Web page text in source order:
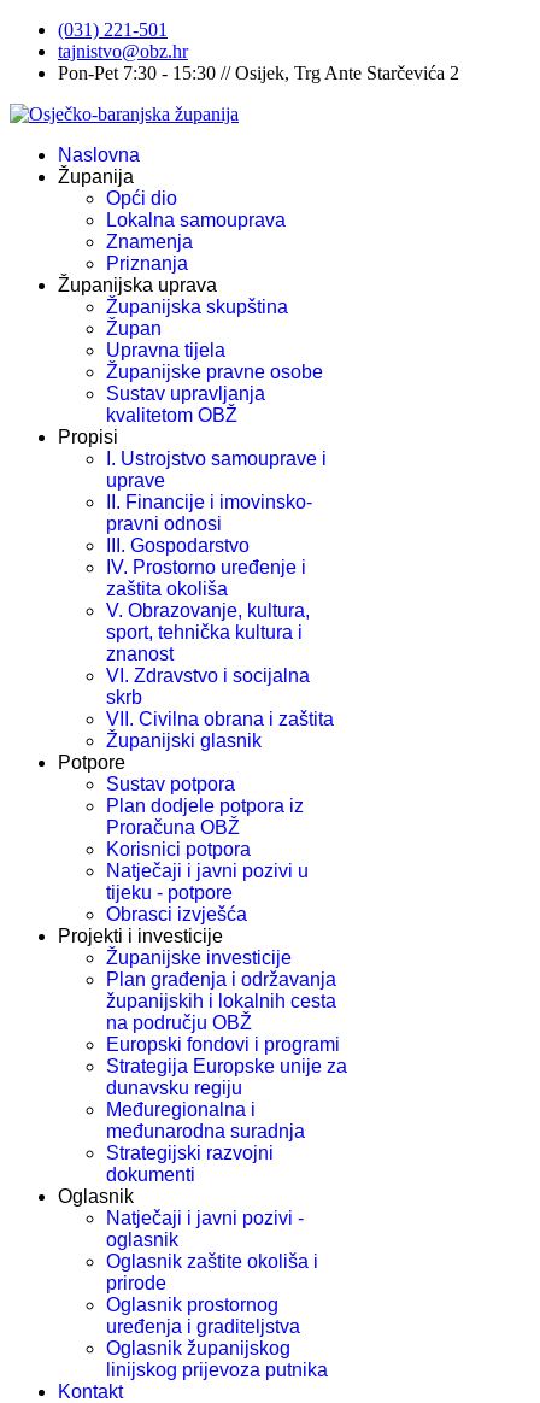
(031) 221-501
tajnistvo@obz.hr
Pon-Pet 7:30 - 15:30 // Osijek, Trg Ante Starčevića 2
Naslovna
Županija
Opći dio
Lokalna samouprava
Znamenja
Priznanja
Županijska uprava
Županijska skupština
Župan
Upravna tijela
Županijske pravne osobe
Sustav upravljanja
kvalitetom OBŽ
Propisi
I. Ustrojstvo samouprave i
uprave
II. Financije i imovinsko-
pravni odnosi
III. Gospodarstvo
IV. Prostorno uređenje i
zaštita okoliša
V. Obrazovanje, kultura,
sport, tehnička kultura i
znanost
VI. Zdravstvo i socijalna
skrb
VII. Civilna obrana i zaštita
Županijski glasnik
Potpore
Sustav potpora
Plan dodjele potpora iz
Proračuna OBŽ
Korisnici potpora
Natječaji i javni pozivi u
tijeku - potpore
Obrasci izvješća
Projekti i investicije
Županijske investicije
Plan građenja i održavanja
županijskih i lokalnih cesta
na području OBŽ
Europski fondovi i programi
Strategija Europske unije za
dunavsku regiju
Međuregionalna i
međunarodna suradnja
Strategijski razvojni
dokumenti
Oglasnik
Natječaji i javni pozivi -
oglasnik
Oglasnik zaštite okoliša i
prirode
Oglasnik prostornog
uređenja i graditeljstva
Oglasnik županijskog
linijskog prijevoza putnika
Kontakt